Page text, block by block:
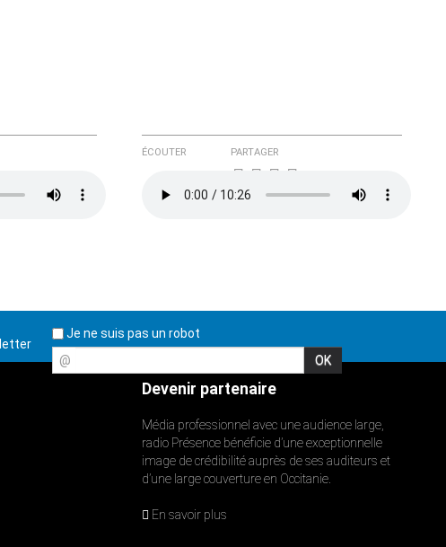
ÉCOUTER PARTAGER
Je ne suis pas un robot
@
Devenir partenaire
Média professionnel avec une audience large,
radio Présence bénéficie d’une exceptionnelle
image de crédibilité auprès de ses auditeurs et
d’une large couverture en Occitanie.
En savoir plus